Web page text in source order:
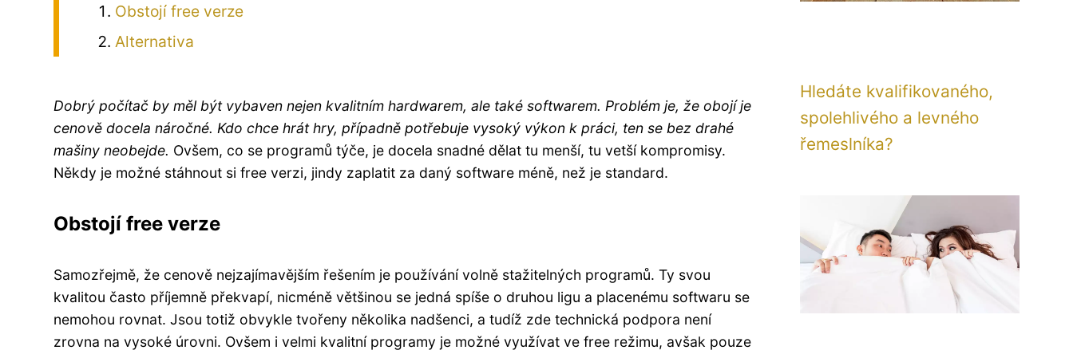
Obstojí free verze
Alternativa
Dobrý počítač by měl být vybaven nejen kvalitním hardwarem, ale také softwarem. Problém je, že obojí je
cenově docela náročné. Kdo chce hrát hry, případně potřebuje vysoký výkon k práci, ten se bez drahé
mašiny neobejde. Ovšem, co se programů týče, je docela snadné dělat tu menší, tu vetší kompromisy.
Někdy je možné stáhnout si free verzi, jindy zaplatit za daný software méně, než je standard.
Obstojí free verze
Samozřejmě, že cenově nejzajímavějším řešením je používání volně stažitelných programů. Ty svou
kvalitou často příjemně překvapí, nicméně většinou se jedná spíše o druhou ligu a placenému softwaru se
nemohou rovnat. Jsou totiž obvykle tvořeny několika nadšenci, a tudíž zde technická podpora není
zrovna na vysoké úrovni. Ovšem i velmi kvalitní programy je možné využívat ve free režimu, avšak pouze
Hledáte kvalifikovaného,
spolehlivého a levného
řemeslníka?